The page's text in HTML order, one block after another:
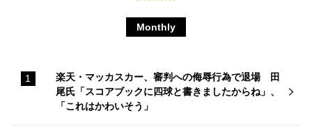
Monthly
楽天・マッカスカー、審判への侮辱行為で退場 田
尾氏「スコアブックに四球と書きましたからね」、
「これはかわいそう」